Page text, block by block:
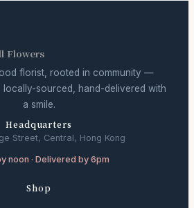
Flowers
florist, rooted in community —
locally-sourced, hand-delivered with
a smile.
Headquarters
Street, Central, Hong Kong
noon · Delivered by 6pm
Shop